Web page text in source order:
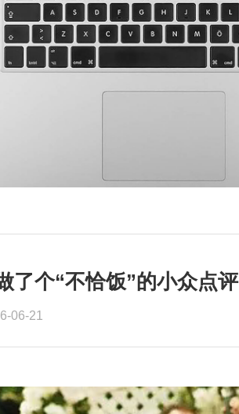
了个“不恰饭”的小众点评
06-21